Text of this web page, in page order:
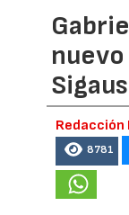
8781